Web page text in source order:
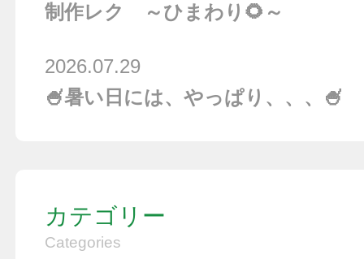
制作レク ～ひまわり🌻～
🍧暑い日には、やっぱり、、、🍧
2026.07.29
カテゴリー
Categories